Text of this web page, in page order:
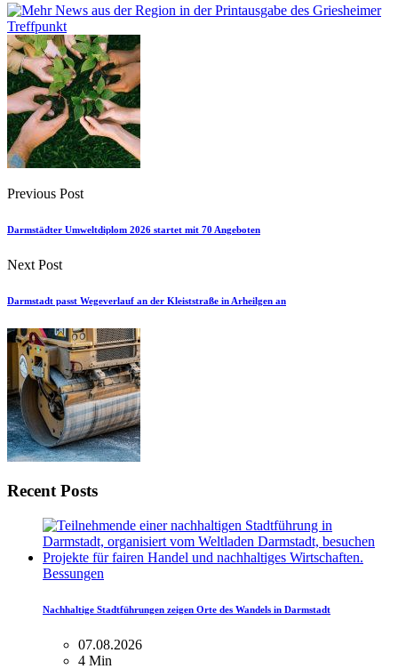
Previous Post
Darmstädter Umweltdiplom 2026 startet mit 70 Angeboten
Next Post
Darmstadt passt Wegeverlauf an der Kleiststraße in Arheilgen an
Recent Posts
Bessungen
Nachhaltige Stadtführungen zeigen Orte des Wandels in Darmstadt
07.08.2026
4 Min